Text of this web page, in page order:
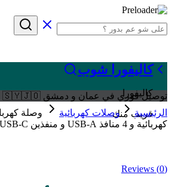
كاليفورا شوب
كاليفورا
قريب منك
توصيل فوري في عمان و دمشق 🇸🇾🇯🇴
الرئيسية
وصلات كهربائية
كهربائية و 4 منافذ USB-A و منفذين USB-C
Reviews (0)